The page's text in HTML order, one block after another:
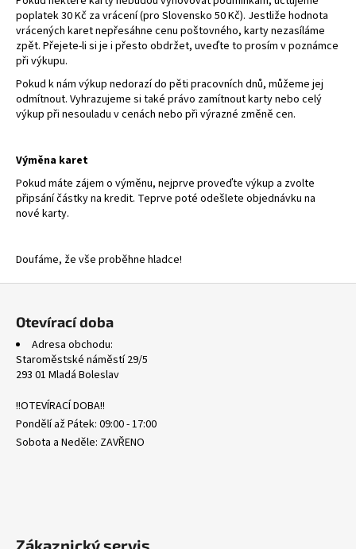
poplatek 30 Kč za vrácení (pro Slovensko 50 Kč). Jestliže hodnota
vrácených karet nepřesáhne cenu poštovného, karty nezasíláme
zpět. Přejete-li si je i přesto obdržet, uveďte to prosím v poznámce
při výkupu.
Pokud k nám výkup nedorazí do pěti pracovních dnů, můžeme jej
odmítnout. Vyhrazujeme si také právo zamítnout karty nebo celý
výkup při nesouladu v cenách nebo při výrazné změně cen.
Výměna karet
Pokud máte zájem o výměnu, nejprve proveďte výkup a zvolte
připsání částky na kredit. Teprve poté odešlete objednávku na
nové karty.
Doufáme, že vše proběhne hladce!
BULK
1
Kč
Otevírací doba
Adresa obchodu:
Staroměstské náměstí 29/5
293 01 Mladá Boleslav
!!OTEVÍRACÍ DOBA!!
Pondělí až Pátek: 09:00 - 17:00
Sobota a Neděle: ZAVŘENO
Zákaznický servis